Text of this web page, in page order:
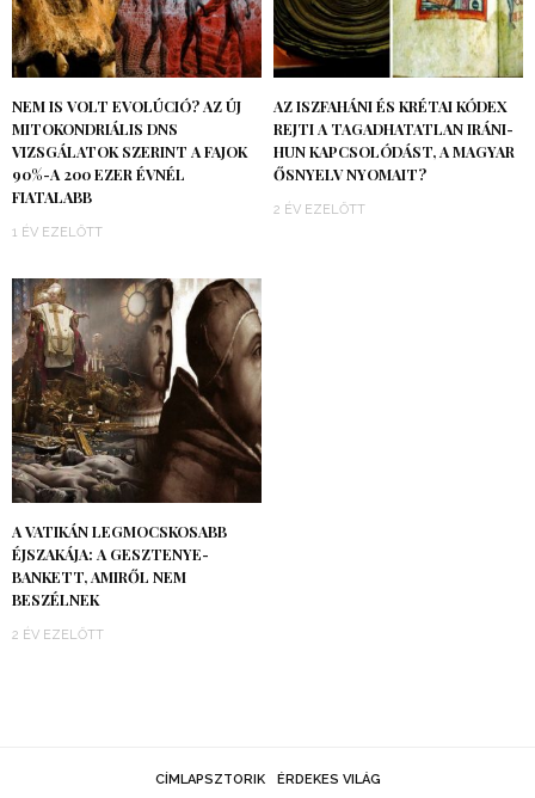
NEM IS VOLT EVOLÚCIÓ? AZ ÚJ
MITOKONDRIÁLIS DNS
VIZSGÁLATOK SZERINT A FAJOK
90%-A 200 EZER ÉVNÉL
FIATALABB
1 ÉV EZELŐTT
AZ ISZFAHÁNI ÉS KRÉTAI KÓDEX
REJTI A TAGADHATATLAN IRÁNI-
HUN KAPCSOLÓDÁST, A MAGYAR
ŐSNYELV NYOMAIT?
2 ÉV EZELŐTT
A VATIKÁN LEGMOCSKOSABB
ÉJSZAKÁJA: A GESZTENYE-
BANKETT, AMIRŐL NEM
BESZÉLNEK
2 ÉV EZELŐTT
CÍMLAPSZTORIK ÉRDEKES VILÁG